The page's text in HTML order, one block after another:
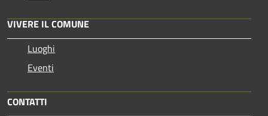
VIVERE IL COMUNE
Luoghi
Eventi
CONTATTI